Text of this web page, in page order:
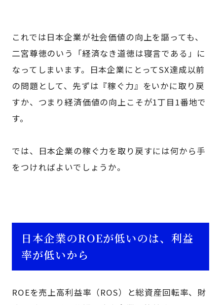
これでは日本企業が社会価値の向上を謳っても、
二宮尊徳のいう「経済なき道徳は寝言である」に
なってしまいます。日本企業にとってSX達成以前
の問題として、先ずは『稼ぐ力』をいかに取り戻
すか、つまり経済価値の向上こそが1丁目1番地で
す。
では、日本企業の稼ぐ力を取り戻すには何から手
をつければよいでしょうか。
日本企業のROEが低いのは、利益
率が低いから
ROEを売上高利益率（ROS）と総資産回転率、財